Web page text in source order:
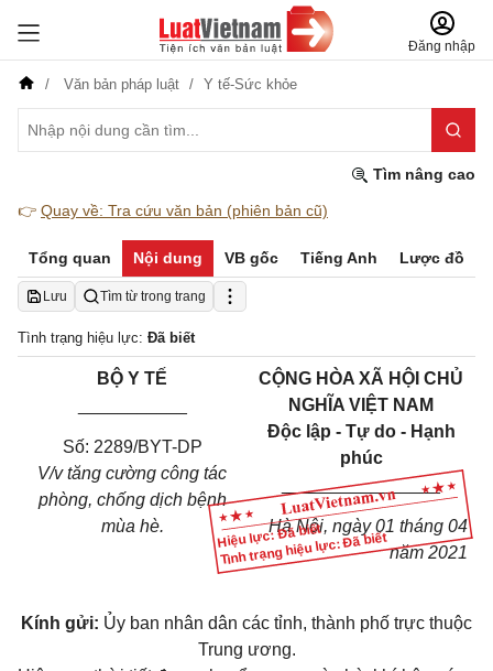
Đăng nhập
Văn bản pháp luật Y tế-Sức khỏe
Tìm nâng cao
👉 Quay về: Tra cứu văn bản (phiên bản cũ)
Tổng quan Nội dung VB gốc Tiếng Anh Lược đồ
Lưu Tìm từ trong trang
Tình trạng hiệu lực: Đã biết
Hiệu lực: Đã biết
Tình trạng hiệu lực: Đã biết
BỘ Y TẾ
Số: 2289/BYT-DP
V/v tăng cường công tác
phòng, chống dịch bệnh
mùa hè.
CỘNG HÒA XÃ HỘI CHỦ
NGHĨA VIỆT NAM
Độc lập - Tự do - Hạnh
phúc
________________
Hà Nội, ngày01 tháng 04
năm 2021
Kính gửi: Ủy ban nhân dân các tỉnh, thành phố trực thuộc
Trung ương.